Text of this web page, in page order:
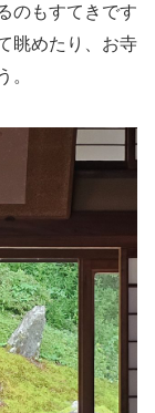
のもすてきです
眺めたり、お寺
。